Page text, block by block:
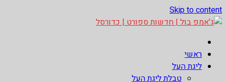
Skip to content
ג'אמפ בול | חדשות ספורט | כדורסל
אתר גאמפ בול ישראל אתר חדשות ספורט כדורסל האתר מסקר את
ליגות הכדורסל הטובות בעולם ליגת הנבא, ליגת העל בכדורסל ,
יורוליג, ועוד. לפרטים היכנסו לאתר >>
ראשי
ליגת העל
טבלת ליגת העל